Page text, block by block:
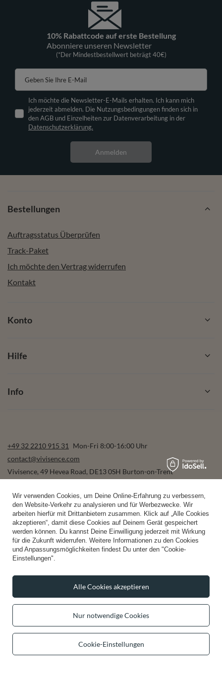
10% Rabattcode auf erste Bestellung
Abonniere unseren Newsletter
(*Der Mindestbestellwert beträgt 40€)
Geben Sie Ihre E-Mail
Ich möchte die Newsletter-E-Mails erhalten. Ich kann mich
jederzeit abmelden. Die Nutzungsbedingungen finden sich in
den AGB und Einzelheiten zur Datenverarbeitung in der
Datenschutzerklärung.
Anmelden
Bestellungen
Auftragsstatus Überprüfen
Track-Paket
Ich möchte den Vertrag widerrufen
Kontakt
Konto
Hilfe
Info
+49 32 2210 915 31
Mon-Fri 8:00-16:00 Uhr
contact@vivisence.com
Vivisence, 49 Hevea Road, DE13 0SH Burton-on-Trent
Im Shop präsentieren wir die Bruttopreise (inkl. MwSt.).
sichere Zahlungen
bequeme Lieferung
du kannst uns vertrauen
Wir verwenden Cookies, um Deine Online-Erfahrung zu verbessern,
den Website-Verkehr zu analysieren und für Werbezwecke. Wir
arbeiten hierfür mit Drittanbietern zusammen. Klick auf „Alle Cookies
akzeptieren“, damit diese Cookies auf Deinem Gerät gespeichert
werden können. Du kannst Deine Einwilligung jederzeit mit Wirkung
für die Zukunft widerrufen. Weitere Informationen zu den Cookies
und Anpassungsmöglichkeiten findest Du unter den "Cookie-
Einstellungen".
Nur notwendige Cookies
Cookie-Einstellungen
Alle Cookies akzeptieren